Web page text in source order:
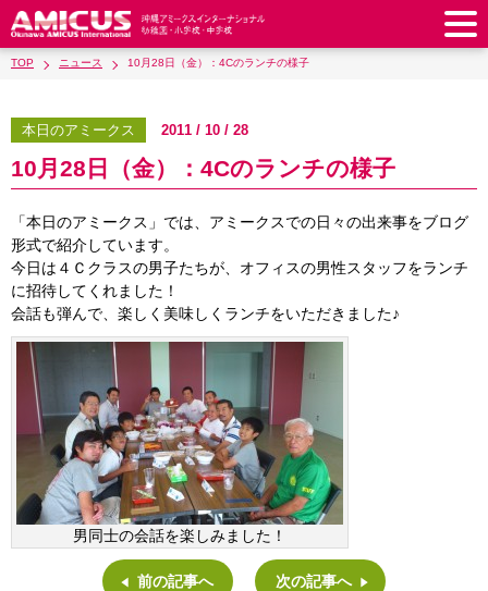
教育理念
教職員紹介 校歌・校章
学校施設紹介
沿革・概要
寄付のお願い AMICUSパートナーシップ
アクセス 教育特例校について
幼稚園
幼稚園 預かり保育
制服 サポートランチ
スクールバス SHinE（PTA活動）
学費・諸費一覧 入園・入学について
小学校 キッズ／ジュニアクラブ
学童クラブ 制服
サポートランチ スクールバス
SHinE（PTA活動） 学費・諸費一覧
入園・入学について
中学校
中学校
制服 サポートランチ
スクールバス SHinE（PTA活動）
学費・諸費一覧 入園・入学について
入園・入学について
募集要項 編入・転入
学校見学・説明会
お知らせ 採用情報
在校生保護者の方へ 卒業生からのメッセージ
English
Close
TOP ニュース 10月28日（金）：4Cのランチの様子
本日のアミークス 2011 / 10 / 28
10月28日（金）：4Cのランチの様子
「本日のアミークス」では、アミークスでの日々の出来事をブログ
形式で紹介しています。
今日は４Ｃクラスの男子たちが、オフィスの男性スタッフをランチ
に招待してくれました！
会話も弾んで、楽しく美味しくランチをいただきました♪
男同士の会話を楽しみました！
前の記事へ 次の記事へ